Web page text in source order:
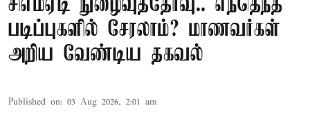
சிஎம்ஏடி நுழைவுத்தேர்வு.. எந்தெந்த
படிப்புகளில் சேரலாம்? மாணவர்கள்
அறிய வேண்டிய தகவல்
Published on: 03 Aug 2026, 2:01 am